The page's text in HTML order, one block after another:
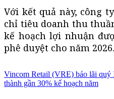
Với kết quả này, công
chỉ tiêu doanh thu
kế hoạch lợi nhuận
phê duyệt cho năm 2026.
Vincom Retail (VRE) báo lãi quý
thành gần 30% kế hoạch năm